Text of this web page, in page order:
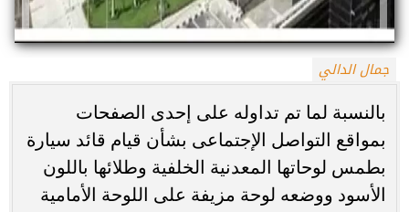
جمال الدالي
بالنسبة لما تم تداوله على إحدى الصفحات
بمواقع التواصل الإجتماعى بشأن قيام قائد سيارة
بطمس لوحاتها المعدنية الخلفية وطلائها باللون
الأسود ووضعه لوحة مزيفة على اللوحة الأمامية